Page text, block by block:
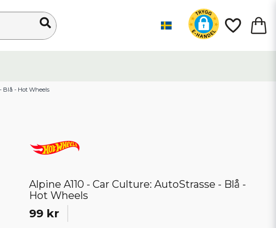
Blå - Hot Wheels
Alpine A110 - Car Culture: AutoStrasse - Blå -
Hot Wheels
99 kr